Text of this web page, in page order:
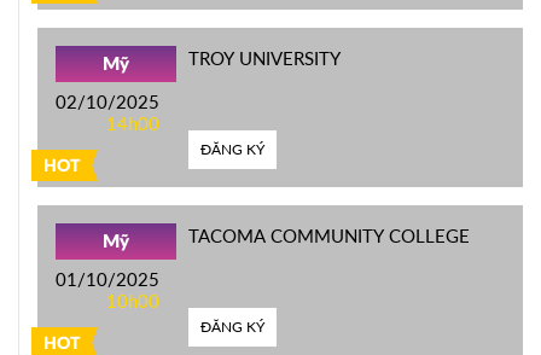
HOT
Mỹ
02/10/2025
14h00
TROY UNIVERSITY
ĐĂNG KÝ
HOT
Mỹ
01/10/2025
10h00
TACOMA COMMUNITY COLLEGE
ĐĂNG KÝ